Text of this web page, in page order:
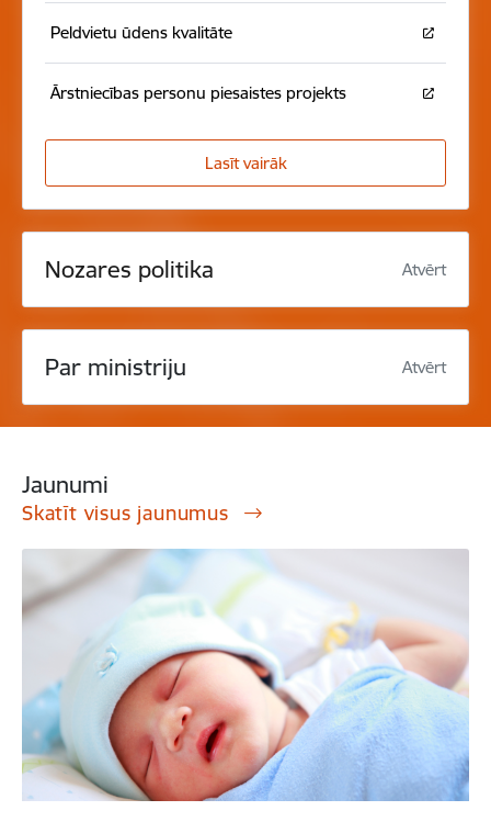
Peldvietu ūdens kvalitāte
Ārstniecības personu piesaistes projekts
Lasīt vairāk
Nozares politika Atvērt
Par ministriju Atvērt
Jaunumi
Skatīt visus jaunumus